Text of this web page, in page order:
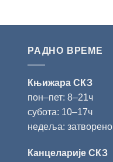
РАДНО ВРЕМЕ
Књижара СКЗ
пон‒пет: 8‒21ч
субота: 10‒17ч
недеља: затворено
Канцеларије СКЗ